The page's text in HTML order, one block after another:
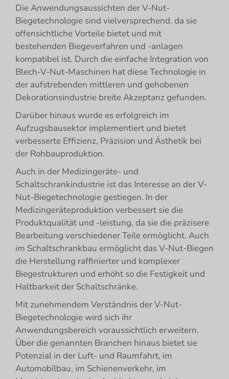
Die Anwendungsaussichten der V-Nut-
Biegetechnologie sind vielversprechend, da sie
offensichtliche Vorteile bietet und mit
bestehenden Biegeverfahren und -anlagen
kompatibel ist. Durch die einfache Integration von
Blech-V-Nut-Maschinen hat diese Technologie in
der aufstrebenden mittleren und gehobenen
Dekorationsindustrie breite Akzeptanz gefunden.
Darüber hinaus wurde es erfolgreich im
Aufzugsbausektor implementiert und bietet
verbesserte Effizienz, Präzision und Ästhetik bei
der Rohbauproduktion.
Auch in der Medizingeräte- und
Schaltschrankindustrie ist das Interesse an der V-
Nut-Biegetechnologie gestiegen. In der
Medizingeräteproduktion verbessert sie die
Produktqualität und -leistung, da sie die präzisere
Bearbeitung verschiedener Teile ermöglicht. Auch
im Schaltschrankbau ermöglicht das V-Nut-Biegen
die Herstellung raffinierter und komplexer
Biegestrukturen und erhöht so die Festigkeit und
Haltbarkeit der Schaltschränke.
Mit zunehmendem Verständnis der V-Nut-
Biegetechnologie wird sich ihr
Anwendungsbereich voraussichtlich erweitern.
Über die genannten Branchen hinaus bietet sie
Potenzial in der Luft- und Raumfahrt, im
Automobilbau, im Schienenverkehr, im